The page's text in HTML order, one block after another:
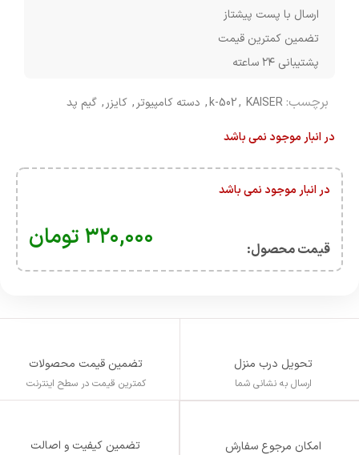
ارسال با پست پیشتاز
تضمین کمترین قیمت
پشتیبانی ۲۴ ساعته
برچسب: k-502, KAISER
, دسته کامپیوتر , کایزر , گیم پد
در انبار موجود نمی باشد
در انبار موجود نمی باشد
قیمت محصول:​ ۳۲۰,۰۰۰ تومان
تحویل درب منزل
ارسال به نشانی شما
تضمین قیمت محصولات
کمترین قیمت در سطح اینترنت
امکان مرجوع سفارش تضمین کیفیت و اصالت